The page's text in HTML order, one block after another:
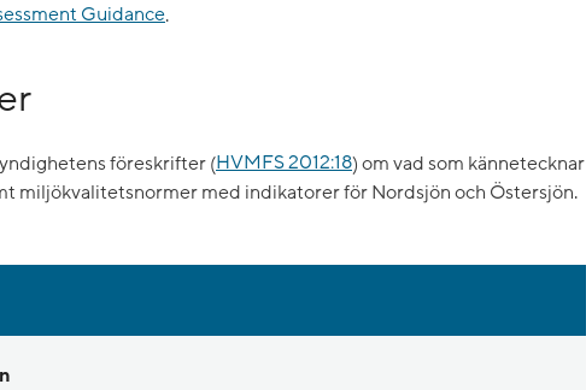
Guidance.
föreskrifter (HVMFS 2012:18) om vad som kännetecknar
miljökvalitetsnormer med indikatorer för Nordsjön och Östersjön.